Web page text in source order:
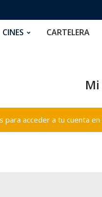
CINES CARTELERA
acceder a tu cuenta en